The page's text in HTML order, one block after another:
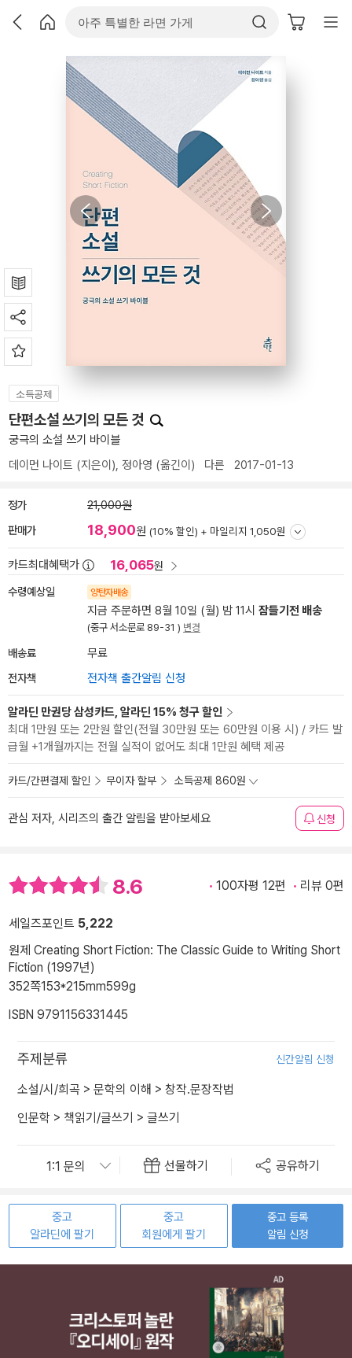
소득공제
단편소설 쓰기의 모든 것
궁극의 소설 쓰기 바이블
데이먼 나이트 (지은이), 정아영 (옮긴이) 다른 2017-01-13
정가 21,000원
판매가 18,900원 (10% 할인) + 마일리지 1,050원
카드최대혜택가 16,065원
수령예상일 양탄자배송
지금 주문하면 8월 10일 (월) 밤 11시 잠들기전 배송
(중구 서소문로 89-31 ) 변경
배송료 무료
전자책 전자책 출간알림 신청
알라딘 만권당 삼성카드, 알라딘 15% 청구 할인
최대 1만원 또는 2만원 할인(전월 30만원 또는 60만원 이용 시) / 카드 발
급월 +1개월까지는 전월 실적이 없어도 최대 1만원 혜택 제공
카드/간편결제 할인 무이자 할부 소득공제 860원
관심 저자, 시리즈의 출간 알림을 받아보세요 신청
8.6 100자평 12편 리뷰 0편
세일즈포인트 5,222
원제 Creating Short Fiction: The Classic Guide to Writing Short
Fiction (1997년)
352쪽153*215mm599g
ISBN 9791156331445
주제분류 신간알림 신청
소설/시/희곡 > 문학의 이해 > 창작.문장작법
인문학 > 책읽기/글쓰기 > 글쓰기
선물하기 공유하기
중고
알라딘에 팔기
중고
회원에게 팔기
중고 등록
알림 신청